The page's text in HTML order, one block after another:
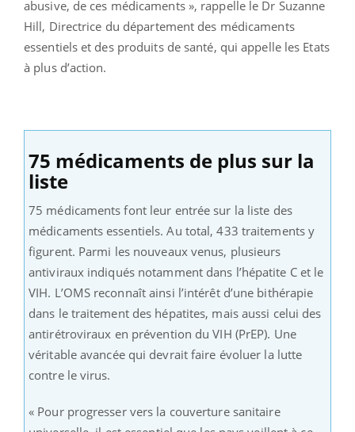
abusive, de ces médicaments », rappelle le Dr Suzanne
Hill, Directrice du département des médicaments
essentiels et des produits de santé, qui appelle les Etats
à plus d’action.
75 médicaments de plus sur la
liste
75 médicaments font leur entrée sur la liste des
médicaments essentiels. Au total, 433 traitements y
figurent. Parmi les nouveaux venus, plusieurs
antiviraux indiqués notamment dans l’hépatite C et le
VIH. L’OMS reconnaît ainsi l’intérêt d’une bithérapie
dans le traitement des hépatites, mais aussi celui des
antirétroviraux en prévention du VIH (PrEP). Une
véritable avancée qui devrait faire évoluer la lutte
contre le virus.
« Pour progresser vers la couverture sanitaire